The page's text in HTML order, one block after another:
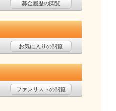
募金履歴の閲覧
お気に入りの閲覧
ファンリストの閲覧